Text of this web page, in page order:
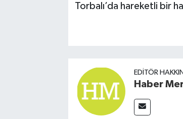
Torbalı’da hareketli bir
EDITÖR
Haber